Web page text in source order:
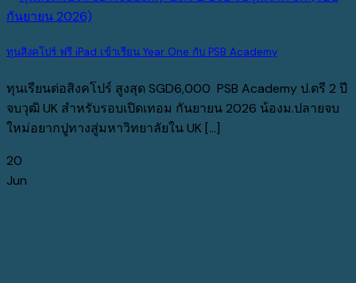
ทุนสิงคโปร์ ฟรี iPad เข้าเรียน Year One กับ PSB Academy
ทุนเรียนต่อสิงคโปร์ สูงสุด SGD6,000 PSB Academy ป.ตรี 2 ปี
จบวุฒิ UK สำหรับรอบเปิดเทอม กันยายน 2026 น้องม.ปลายจบ
ใหม่อยากปูทางสู่มหาวิทยาลัยใน UK [...]
20
Jun